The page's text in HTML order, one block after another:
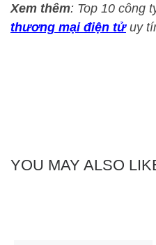
Xem thêm: Top 10 công
thương mại điện tửuy
YOU MAY ALSO